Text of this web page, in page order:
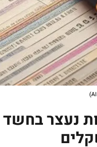
נעצר בחשד